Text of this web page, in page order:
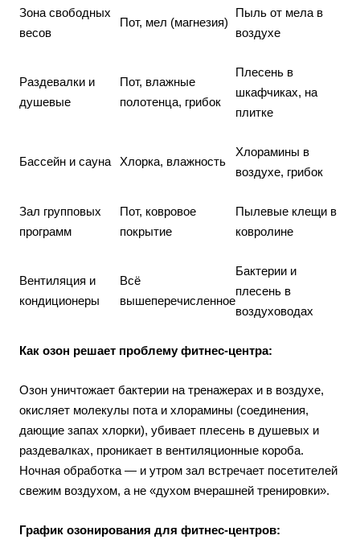
Зона свободных
весов
Пот, мел (магнезия)
Пыль от мела в
воздухе
Раздевалки и
душевые
Пот, влажные
полотенца, грибок
Плесень в
шкафчиках, на
плитке
Бассейн и сауна Хлорка, влажность
Хлорамины в
воздухе, грибок
Зал групповых
программ
Пот, ковровое
покрытие
Пылевые клещи в
ковролине
Вентиляция и
кондиционеры
Всё
вышеперечисленное
Бактерии и
плесень в
воздуховодах
Как озон решает проблему фитнес-центра:
Озон уничтожает бактерии на тренажерах и в воздухе,
окисляет молекулы пота и хлорамины (соединения,
дающие запах хлорки), убивает плесень в душевых и
раздевалках, проникает в вентиляционные короба.
Ночная обработка — и утром зал встречает посетителей
свежим воздухом, а не «духом вчерашней тренировки».
График озонирования для фитнес-центров: